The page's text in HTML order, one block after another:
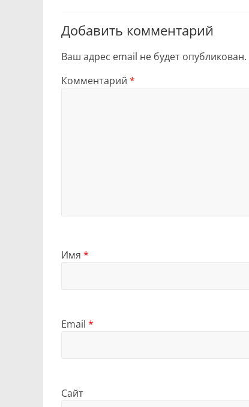
Добавить комментарий
Ваш адрес email не будет опубликован.
Комментарий *
Имя *
Email *
Сайт